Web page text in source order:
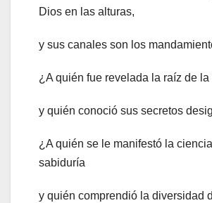
Dios en las alturas,
y sus canales son los
¿A quién fue revelada la raíz de
y quién conoció sus secretos
¿A quién se le manifestó la
sabiduría
y quién comprendió la diversidad